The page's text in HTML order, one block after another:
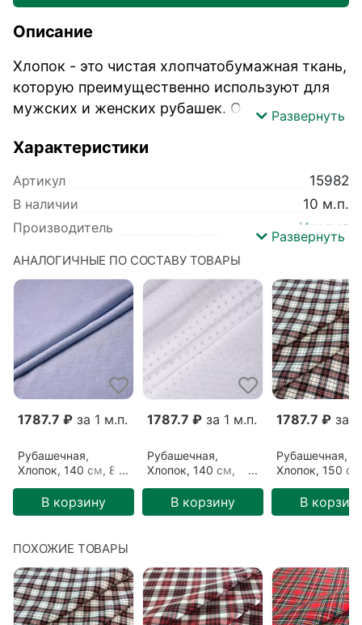
Описание
Хлопок - это чистая хлопчатобумажная ткань,
которую преимущественно используют для
мужских и женских рубашек. Она очень
Изделия из такой ткани подойдут на любой
Развернуть
Характеристики
Артикул
15982
В наличии
10 м.п.
Производитель
Италия
Деревенское утро (1708207)
Базовый цвет
Разноцветный
Тип ткани
Рубашечная,Сиркасер
Назначение
Платье,Рубашка
Сезонность
Осень , Зима,Весна
Ширина
150 см
Развернуть
АНАЛОГИЧНЫЕ ПО СОСТАВУ ТОВАРЫ
1787.7 ₽ за 1 м.п.
Рубашечная,
Хлопок, 140 см, 80
г/м², Голубой,
Светлый джис
(03092103)
В корзину
1787.7 ₽ за 1 м.п.
Рубашечная,
Хлопок, 140 см,
(31052204)
В корзину
1787.7 ₽ за
Рубашечная,
Хлопок, 150
Розовая клетка
(1308204)
В
ПОХОЖИЕ ТОВАРЫ